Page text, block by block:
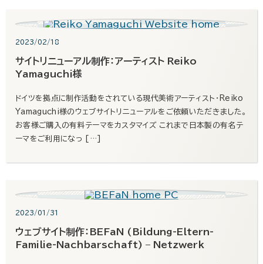
2023/02/18
サイトリニューアル制作：アーティスト Reiko
Yamaguchi様
ドイツを拠点に制作活動をされている現代美術アーティスト・Reiko
Yamaguchi様のウェブサイトリニューアルをご依頼いただきました。
お客様ご購入の有料テーマをカスタマイズ これまで日本製の有名テ
ーマをご利用になっ […]
2023/01/31
ウェブサイト制作：BEFaN (Bildung-Eltern-
Familie-Nachbarschaft) – Netzwerk